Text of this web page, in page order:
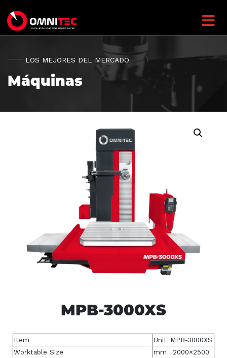
LOS MEJORES DEL MERCADO
Máquinas
MPB-3000XS
Item Unit MPB-3000XS
Worktable Size
mm
2000×2500